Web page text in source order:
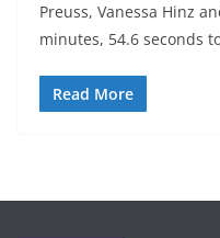
Preuss, Vanessa Hinz
minutes, 54.6 seconds
Read More